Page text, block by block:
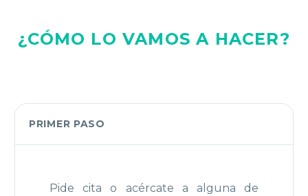
¿CÓMO LO VAMOS A HACER?
PRIMER PASO
Pide cita o acércate a alguna de